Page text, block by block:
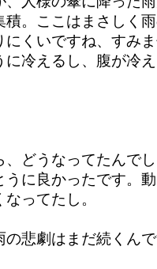
積。ここはまさし
くいですね、すみ
に冷えるし、腹が冷
どうなってたんで
に良かったです。
ってたし。
悲劇はまだ続くん